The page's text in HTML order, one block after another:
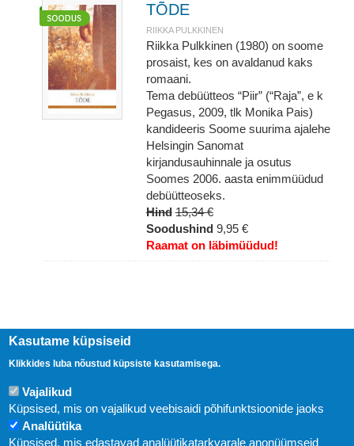
TÕDE
RIIKKA PULKKINEN
Riikka Pulkkinen (1980) on soome
prosaist, kes on avaldanud kaks
romaani.
Tema debüütteos “Piir” (“Raja”, e k
Pegasus, 2009, tlk Monika Pais)
kandideeris Soome suurima ajalehe
Helsingin Sanomat
kirjandusauhinnale ja osutus
Soomes 2006. aasta enimmüüdud
debüütteoseks.
Hind 15,34 €
Soodushind 9,95 €
Raamat on läbimüüdud!
Kasutame küpsiseid
Klikkides luba nõustud küpsiste kasutamisega.
Vajalikud
Küpsised, mis on vajalikud veebisaidi põhifunktsioonide jaoks
Analüütika
Küpsised, mis edastavad analüütikatarkvarale anonüümseid